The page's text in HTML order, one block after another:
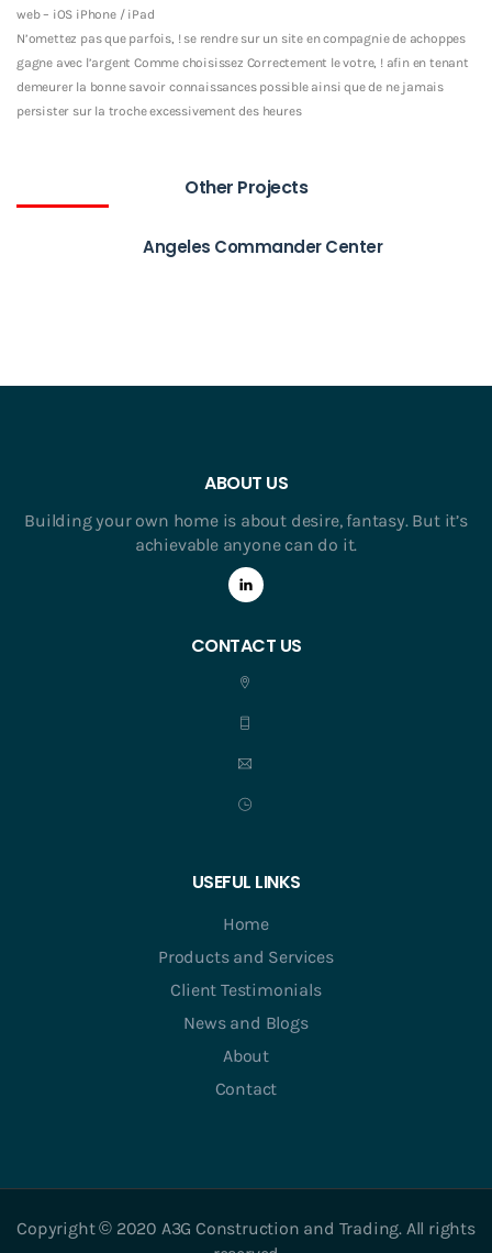
web – iOS iPhone / iPad
N’omettez pas que parfois, ! se rendre sur un site en compagnie de achoppes
gagne avec l’argent Comme choisissez Correctement le votre, ! afin en tenant
demeurer la bonne savoir connaissances possible ainsi que de ne jamais
persister sur la troche excessivement des heures
Other Projects
Angeles Commander Center
ABOUT US
Building your own home is about desire, fantasy. But it’s
achievable anyone can do it.
CONTACT US
USEFUL LINKS
Home
Products and Services
Client Testimonials
News and Blogs
About
Contact
Copyright © 2020 A3G Construction and Trading. All rights